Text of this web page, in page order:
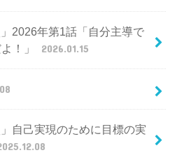
2026年第1話「自分主導で
！」
2026.01.15
自己実現のために目標の実